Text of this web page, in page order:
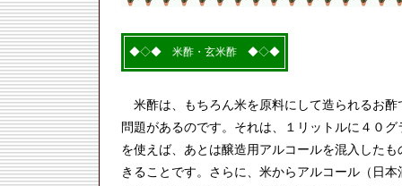
◆◇◆ 米酢・玄米酢 ◆◇◆
米酢は、もちろん米を原料にして造られるお酢
問題があるのです。それは、１リットルに４０
を使えば、あとは醸造用アルコールを混入した
きることです。さらに、米からアルコール（日